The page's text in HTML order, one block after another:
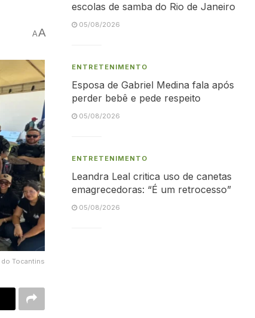
AA
Tocantins
escolas de samba do Rio de Janeiro
05/08/2026
ENTRETENIMENTO
Esposa de Gabriel Medina fala após
perder bebê e pede respeito
05/08/2026
ENTRETENIMENTO
Leandra Leal critica uso de canetas
emagrecedoras: “É um retrocesso”
05/08/2026